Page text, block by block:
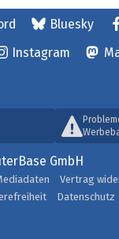
Bluesky
Instagram
GmbH
Vertrag
Datenschutz